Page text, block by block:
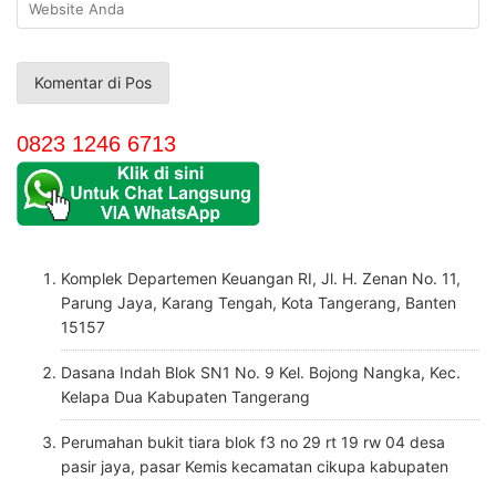
0823 1246 6713
Komplek Departemen Keuangan RI, Jl. H. Zenan No. 11,
Parung Jaya, Karang Tengah, Kota Tangerang, Banten
15157
Dasana Indah Blok SN1 No. 9 Kel. Bojong Nangka, Kec.
Kelapa Dua Kabupaten Tangerang
Perumahan bukit tiara blok f3 no 29 rt 19 rw 04 desa
pasir jaya, pasar Kemis kecamatan cikupa kabupaten